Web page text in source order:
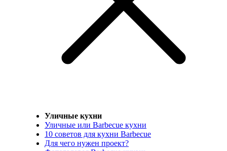
Уличные кухни
Уличные или Barbecue кухни
10 советов для кухни Barbecue
Для чего нужен проект?